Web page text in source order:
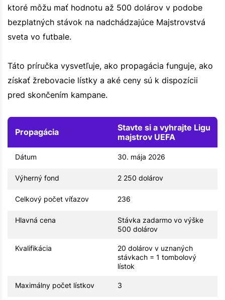
ktoré môžu mať hodnotu až 500 dolárov v podobe
bezplatných stávok na nadchádzajúce Majstrovstvá
sveta vo futbale.
Táto príručka vysvetľuje, ako propagácia funguje, ako
získať žrebovacie lístky a aké ceny sú k dispozícii
pred skončením kampane.
Propagácia
Stavte si a vyhrajte Ligu
majstrov UEFA
Dátum 30. mája 2026
Výherný fond 2 250 dolárov
Celkový počet víťazov 236
Hlavná cena
Stávka zadarmo vo výške
500 dolárov
Kvalifikácia
20 dolárov v uznaných
stávkach = 1 tombolový
lístok
Maximálny počet lístkov 3